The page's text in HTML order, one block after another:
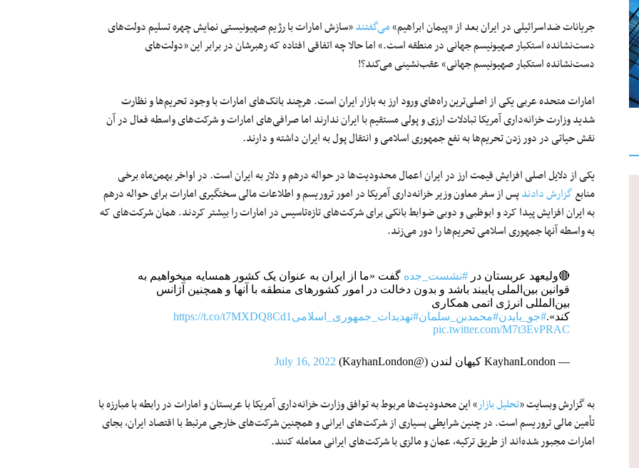
جریانات ضداسرائیلی در ایران بعد از «پیمان ابراهیم»می‌گفتند«سازش امارات با رژیم صهیونیستی نمایش چهره تسلیم دولت‌های
دست‌نشانده استکبار صهیونیسم جهانی در منطقه است.» اما حالا چه اتفاقی افتاده که رهبرشان در برابر این «دولت‌های
دست‌نشانده استکبار صهیونیسم جهانی» عقب‌نشینی می‌کند؟!
امارات متحده عربی یکی از اصلی‌ترین راه‌های ورود ارز به بازار ایران است. هرچند بانک‌های امارات با وجود تحریم‌ها و نظارت
شدید وزارت خزانه‌داری آمریکا تبادلات ارزی و پولی مستقیم با ایران ندارند اما صرافی‌های امارات و شرکت‌های واسطه فعال در آن
نقش حیاتی در دور زدن تحریم‌ها به نفع جمهوری اسلامی و انتقال پول به ایران داشته و دارند.
یکی از دلایل اصلی افزایش قیمت ارز در ایران اعمال محدودیت‌ها در حواله درهم و دلار به ایران است. در اواخر بهمن‌ماه برخی
منابعگزارش دادندپس از سفر معاون وزیر خزانه‌داری آمریکا در امور تروریسم و اطلاعات مالی سختگیری امارات برای حواله درهم
به ایران افزایش پیدا کرد و ابوظبی و دوبی ضوابط بانکی برای شرکت‌های تازه‌تاسیس در امارات را بیشتر کردند. همان شرکت‌های که
به واسطه آنها جمهوری اسلامی تحریم‌ها را دور می‌زند.
🔴ولیعهد عربستان در #نشست_جده گفت «ما از ایران به عنوان یک کشور همسایه میخواهیم به
قوانین بین‌الملی پایبند باشد و بدون دخالت در امور کشورهای منطقه با آنها و همچنین آژانس
بین‌المللی انرژی اتمی همکاری
کند».#جو_بایدن#محمدبن_سلمان#تهدیدات_جمهوری_اسلامی https://t.co/t7MXDQ8Cd1
pic.twitter.com/M7t3EvPRAC
— KayhanLondon کیهان لندن (@KayhanLondon) July 16, 2022
به گزارش وبسایت «تحلیل بازار» این محدودیت‌ها مربوط به توافق وزارت خزانه‌داری آمریکا با عربستان و امارات در رابطه با مبارزه با
تأمین مالی تروریسم است. در چنین شرایطی بسیاری از شرکت‌های ایرانی و همچنین شرکت‌های خارجی مرتبط با اقتصاد ایران، بجای
امارات مجبور شده‌اند از طریق ترکیه، عمان و مالزی با شرکت‌های ایرانی معامله کنند.